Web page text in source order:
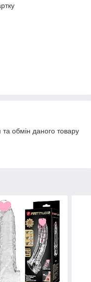
обмін даного товару